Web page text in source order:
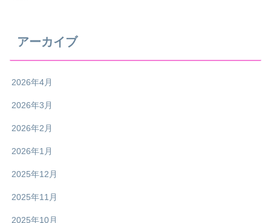
アーカイブ
2026年4月
2026年3月
2026年2月
2026年1月
2025年12月
2025年11月
2025年10月